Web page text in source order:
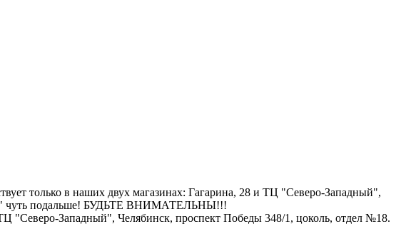
только в наших двух магазинах: Гагарина, 28 и ТЦ "Северо-Западный",
чуть подальше! БУДЬТЕ ВНИМАТЕЛЬНЫ!!!
"Северо-Западный", Челябинск, проспект Победы 348/1, цоколь, отдел №18.